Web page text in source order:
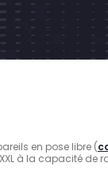
en pose libre (
à la capacité de